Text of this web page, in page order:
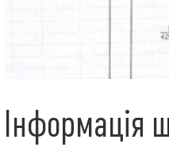
Інформація